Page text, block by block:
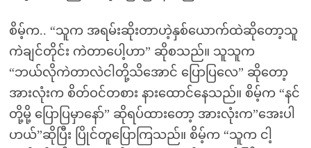
စိမ့်က.. “သူက အရမ်းဆိုးတာဟဲ့နှစ်ယောက်ထဲဆိုတော့သူ
ကဲချင်တိုင်း ကဲတာပေါ့ဟာ” ဆိုစသည်။ သူသူက
“ဘယ်လိုကဲတာလဲငါတို့သိအောင် ပြောပြလေ” ဆိုတော့
အားလုံးက စိတ်ဝင်တစား နားထောင်နေသည်။ စိမ့်က “နင်
တို့မို့ ပြောပြမှာနော်” ဆိုရပ်ထားတော့ အားလုံးက”အေးပါ
ဟယ်”ဆိုပြီး ပြိုင်တူပြောကြသည်။ စိမ့်က “သူက ငါ့